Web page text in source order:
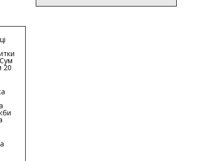
20